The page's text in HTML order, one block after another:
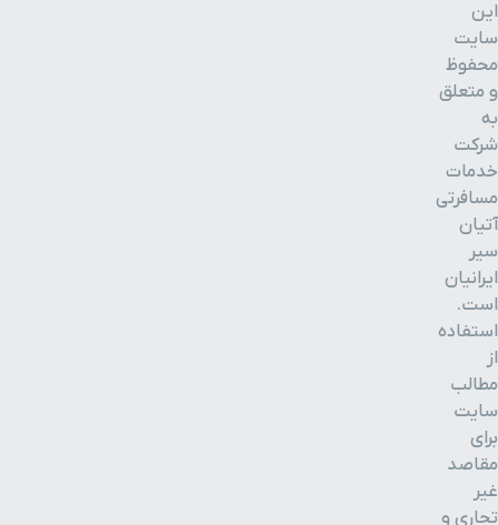
این
سایت
محفوظ
و متعلق
به
شرکت
خدمات
مسافرتی
آتیان
سیر
ایرانیان
است.
استفاده
از
مطالب
سایت
برای
مقاصد
غیر
تجاری و